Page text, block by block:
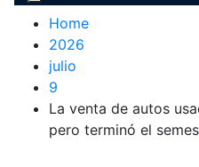
Home
2026
julio
9
La venta de autos
pero terminó el